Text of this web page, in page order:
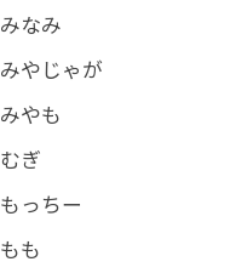
みなみ
みやじゃが
みやも
むぎ
もっちー
もも